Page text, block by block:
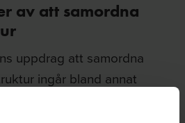
av att samordna
uppdrag att samordna
ingår bland annat
och kunskapsspridning,